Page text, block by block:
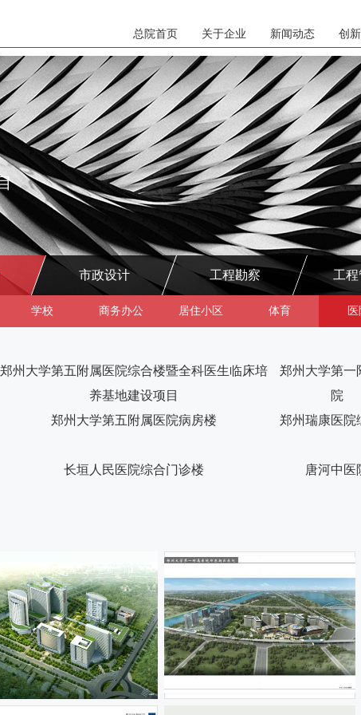
总院首页 关于企业 新闻动态 创
市政设计 工程勘察 工
学校 商务办公 居住小区 体育
郑州大学第五附属医院综合楼暨全科医生临床培
养基地建设项目
郑州大学第一
院
郑州大学第五附属医院病房楼 郑州瑞康医院
长垣人民医院综合门诊楼 唐河中医